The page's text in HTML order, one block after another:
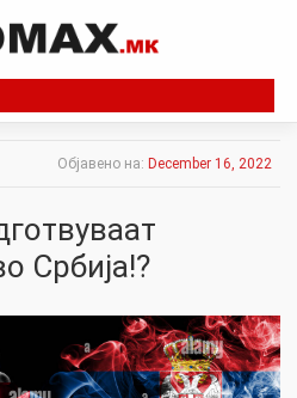
Објавено на: December 16, 2022
Србија!?